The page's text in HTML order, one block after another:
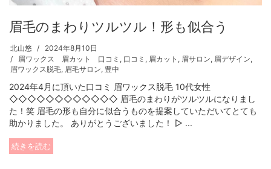
眉毛のまわりツルツル！形も似合う
北山悠
2024年8月10日
眉ワックス 眉カット 口コミ , 口コミ , 眉カット , 眉サロン, 眉デザイン,
眉ワックス脱毛, 眉毛サロン, 豊中
2024年4月に頂いた口コミ 眉ワックス脱毛 10代女性
◇◇◇◇◇◇◇◇◇◇◇◇ 眉毛のまわりがツルツルになりまし
た！笑 眉毛の形も自分に似合うものを提案していただいてとても
助かりました。 ありがとうございました！ ▷ ...
続きを読む